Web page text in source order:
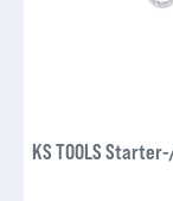
KS TOOLS